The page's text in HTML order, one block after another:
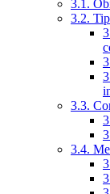
3.1.
3.2.
3.3.
3.4.